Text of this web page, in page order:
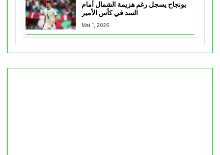
بونجاح يسجل رغم هزيمة الشمال أمام
السد في كأس الأمير
Mai 1, 2026